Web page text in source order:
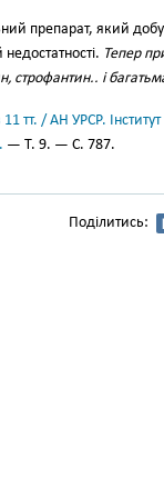
препарат, який
недостатності. Тепер
строфантин.. і
тт. / АН УРСР.
— Т. 9. — С. 787.
Поділитись: